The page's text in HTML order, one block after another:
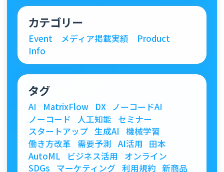
カテゴリー
Event メディア掲載実績
Product
Info
タグ
AI MatrixFlow DX
ノーコードAI
ノーコード
人工知能
セミナー
スタートアップ 生成AI
機械学習
働き方改革
需要予測 AI活用
田本
AutoML
ビジネス活用
オンライン
SDGs
マーケティング 利用規約 新商品